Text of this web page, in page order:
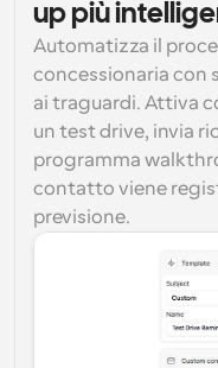
up più
Automatizza il
concessionaria con
ai traguardi. Attiva
un test drive, invia
programma
contatto viene
previsione.